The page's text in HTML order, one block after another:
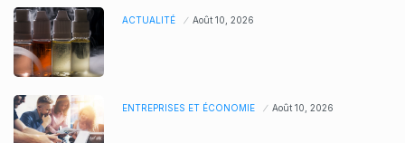
ACTUALITÉ Août 10, 2026
ENTREPRISES ET ÉCONOMIE Août 10, 2026